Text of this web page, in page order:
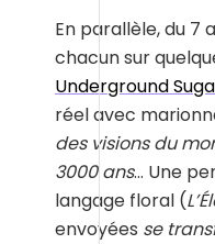
En parallèle, du 7
chacun sur
Underground
réel avec
des visions du
3000 ans… Une
langage floral (
envoyées se